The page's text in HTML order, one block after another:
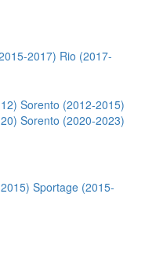
2017) Rio (2017-
Sorento (2012-2015)
Sorento (2020-2023)
Sportage (2015-